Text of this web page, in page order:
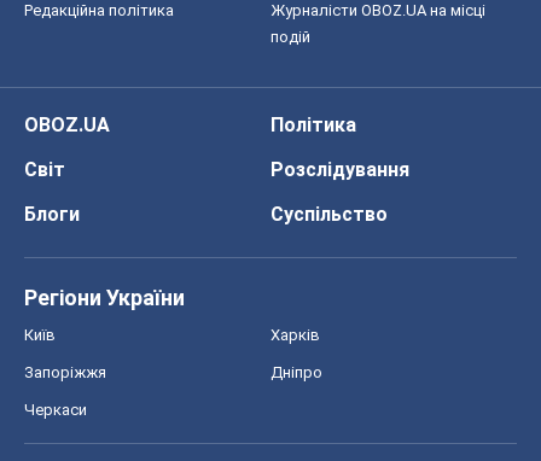
Редакційна політика
Журналісти OBOZ.UA на місці
подій
OBOZ.UA
Політика
Світ
Розслідування
Блоги
Суспільство
Регіони України
Київ Харків
Запоріжжя Дніпро
Черкаси